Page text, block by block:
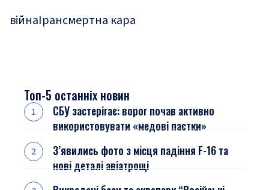
війнаІрансмертна кара
Топ-5 останніх новин
СБУ застерігає: ворог почав активно
використовувати «медові пастки»
З’явились фото з місця падіння F-16 та
нові деталі авіатрощі